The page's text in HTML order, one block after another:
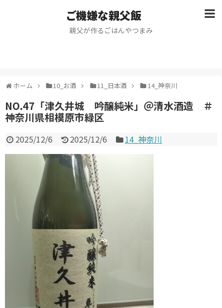
ご機嫌な親父飯
親父が作るごはんやつまみ
ホーム 10_お酒 11_日本酒 14_神奈川
NO.47「津久井城 吟醸純米」＠清水酒造 ＃
神奈川県相模原市緑区
2025/12/6 2025/12/6 14_神奈川